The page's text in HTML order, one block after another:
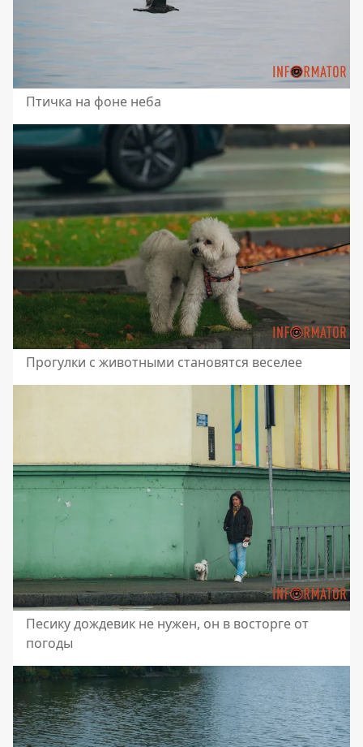
Птичка на фоне неба
Прогулки с животными становятся веселее
Песику дождевик не нужен, он в восторге от
погоды